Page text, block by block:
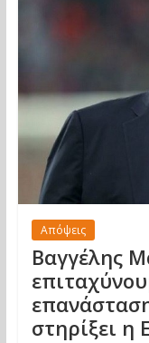
Απόψεις
Βαγγέλης
στηρίξει